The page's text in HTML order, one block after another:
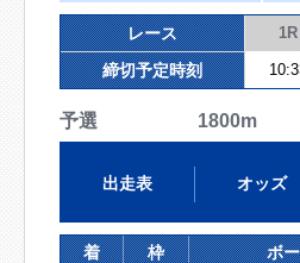
レース 1R
締切予定時刻
予選 1800m
出走表 オッズ
着 枠 ボ